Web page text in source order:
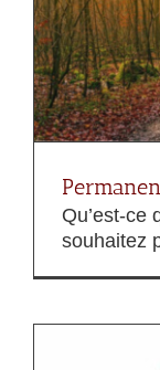
Qu’est-ce
souhaitez